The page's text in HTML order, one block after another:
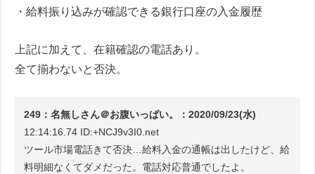
・給料振り込みが確認できる銀行口座の入金履歴
上記に加えて、在籍確認の電話あり。
全て揃わないと否決。
249：名無しさん＠お腹いっぱい。：2020/09/23(水)
12:14:16.74 ID:+NCJ9v3I0.net
ツール市場電話きて否決…給料入金の通帳は出したけど、給
料明細なくてダメだった。電話対応普通でしたよ。